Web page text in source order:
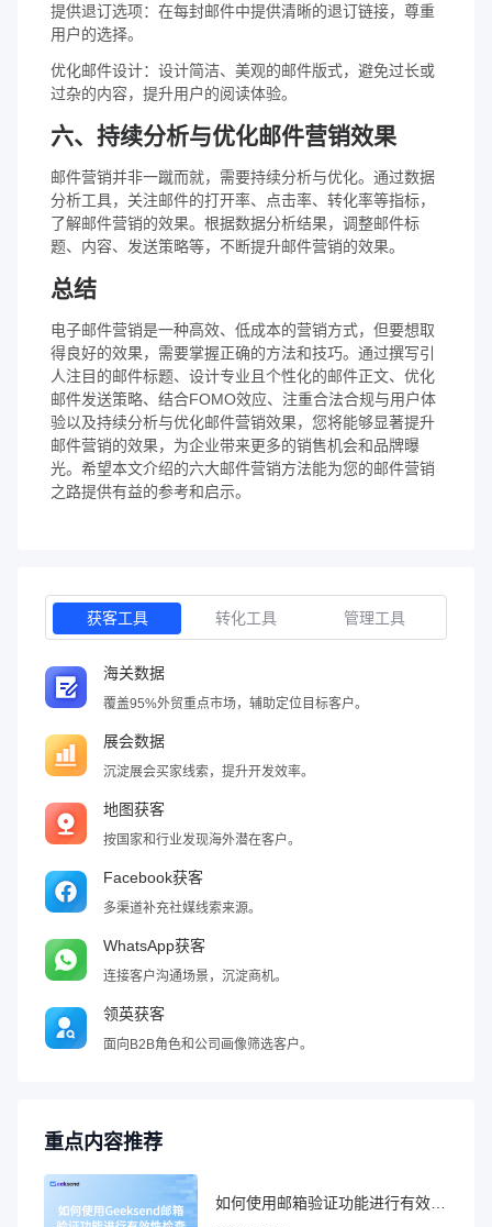
提供退订选项：在每封邮件中提供清晰的退订链接，尊重
用户的选择。
优化邮件设计：设计简洁、美观的邮件版式，避免过长或
过杂的内容，提升用户的阅读体验。
六、持续分析与优化邮件营销效果
邮件营销并非一蹴而就，需要持续分析与优化。通过数据
分析工具，关注邮件的打开率、点击率、转化率等指标，
了解邮件营销的效果。根据数据分析结果，调整邮件标
题、内容、发送策略等，不断提升邮件营销的效果。
总结
电子邮件营销是一种高效、低成本的营销方式，但要想取
得良好的效果，需要掌握正确的方法和技巧。通过撰写引
人注目的邮件标题、设计专业且个性化的邮件正文、优化
邮件发送策略、结合FOMO效应、注重合法合规与用户体
验以及持续分析与优化邮件营销效果，您将能够显著提升
邮件营销的效果，为企业带来更多的销售机会和品牌曝
光。希望本文介绍的六大邮件营销方法能为您的邮件营销
之路提供有益的参考和启示。
获客工具 转化工具 管理工具
海关数据
覆盖95%外贸重点市场，辅助定位目标客户。
展会数据
沉淀展会买家线索，提升开发效率。
地图获客
按国家和行业发现海外潜在客户。
Facebook获客
多渠道补充社媒线索来源。
WhatsApp获客
连接客户沟通场景，沉淀商机。
领英获客
面向B2B角色和公司画像筛选客户。
重点内容推荐